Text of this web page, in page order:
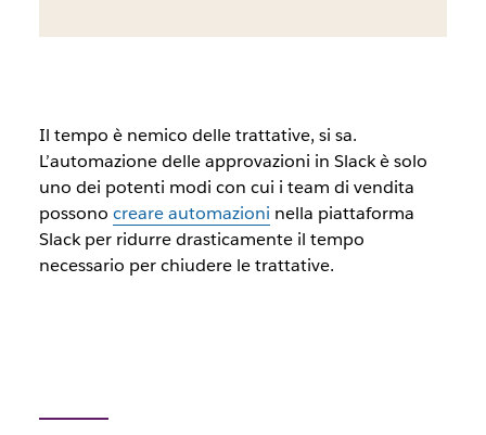
Il tempo è nemico delle trattative, si sa.
L’automazione delle approvazioni in Slack è solo
uno dei potenti modi con cui i team di vendita
possono creare automazioni nella piattaforma
Slack per ridurre drasticamente il tempo
necessario per chiudere le trattative.